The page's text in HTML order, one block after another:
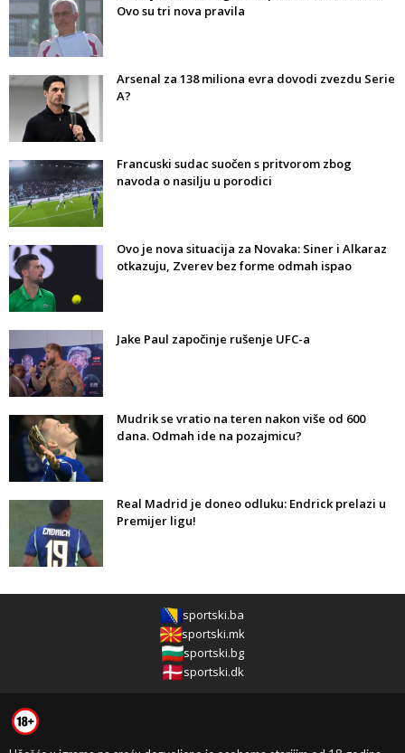
Ovo su tri nova pravila
Arsenal za 138 miliona evra dovodi zvezdu Serie
A?
Francuski sudac suočen s pritvorom zbog
navoda o nasilju u porodici
Ovo je nova situacija za Novaka: Siner i Alkaraz
otkazuju, Zverev bez forme odmah ispao
Jake Paul započinje rušenje UFC-a
Mudrik se vratio na teren nakon više od 600
dana. Odmah ide na pozajmicu?
Real Madrid je doneo odluku: Endrick prelazi u
Premijer ligu!
sportski.ba
sportski.mk
sportski.bg
sportski.dk